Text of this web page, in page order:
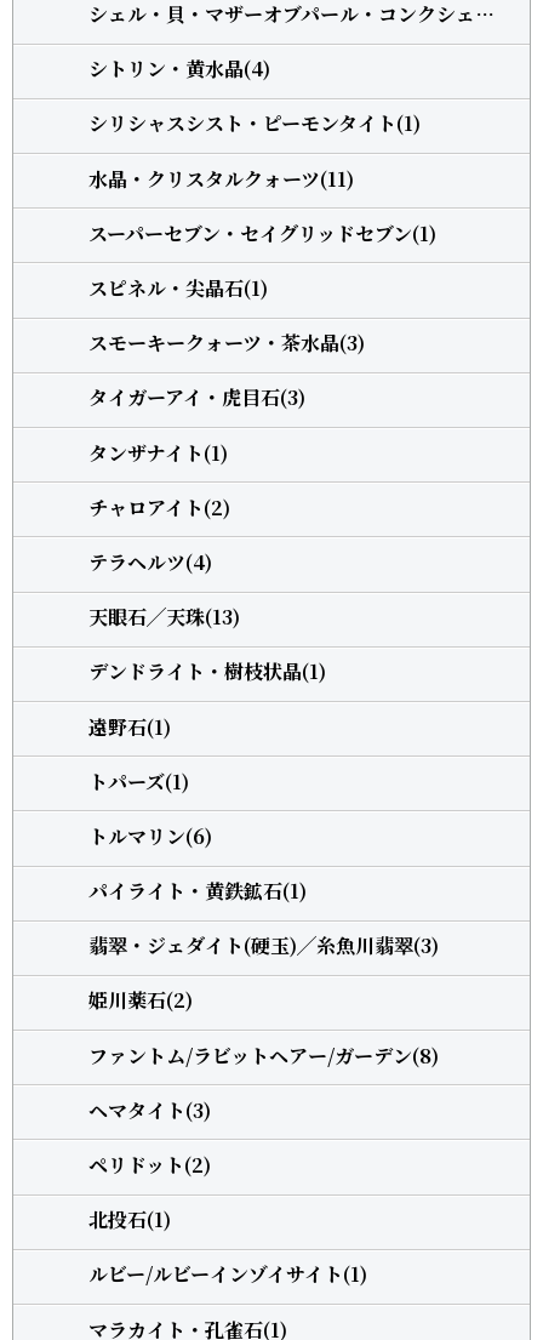
シェル・貝・マザーオブパール・コンクシェル(1)
シトリン・黄水晶(4)
シリシャスシスト・ピーモンタイト(1)
水晶・クリスタルクォーツ(11)
スーパーセブン・セイグリッドセブン(1)
スピネル・尖晶石(1)
スモーキークォーツ・茶水晶(3)
タイガーアイ・虎目石(3)
タンザナイト(1)
チャロアイト(2)
テラヘルツ(4)
天眼石╱天珠(13)
デンドライト・樹枝状晶(1)
遠野石(1)
トパーズ(1)
トルマリン(6)
パイライト・黄鉄鉱石(1)
翡翠・ジェダイト(硬玉)╱糸魚川翡翠(3)
姫川薬石(2)
ファントム/ラビットヘアー/ガーデン(8)
ヘマタイト(3)
ペリドット(2)
北投石(1)
ルビー/ルビーインゾイサイト(1)
マラカイト・孔雀石(1)